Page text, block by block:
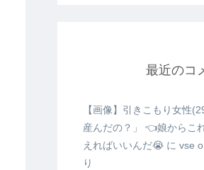
最近のコ
【画像】引きこもり女性
産んだの？」 👈娘からこ
えればいいんだ😭 に vse
り